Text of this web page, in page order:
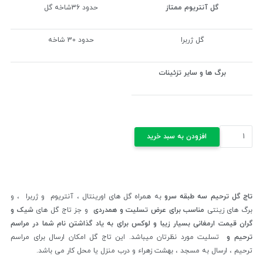
گل آنتریوم ممتاز حدود 36شاخه گل
گل ژربرا حدود 30 شاخه
برگ ها و سایر تزئینات
تاج
گل
سرو
عدد
افزودن به سبد خرید
تاج گل ترحیم سه طبقه سروبه همراه گل های اورینتال ، آنتریوم و ژربرا ، و
برگ های زینتی مناسب برای عرض تسلیت و همدردی و جز تاج گل هایشیک و
گران قیمت ارمغانی بسیار زیبا و لوکس برای به یاد گذاشتن نام شما در مراسم
ترحیم و
تسلیت مورد نظرتان میباشد. این تاج گل امکان ارسال برای مراسم
ترحیم ، ارسال به مسجد ، بهشت زهراء و درب منزل یا محل کار می باشد.